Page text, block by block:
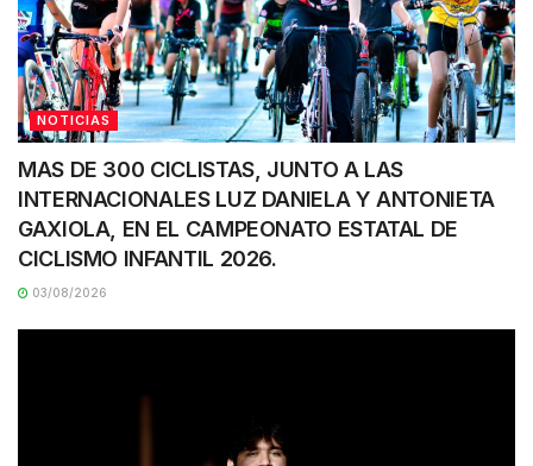
NOTICIAS
MAS DE 300 CICLISTAS, JUNTO A LAS
INTERNACIONALES LUZ DANIELA Y ANTONIETA
GAXIOLA, EN EL CAMPEONATO ESTATAL DE
CICLISMO INFANTIL 2026.
03/08/2026